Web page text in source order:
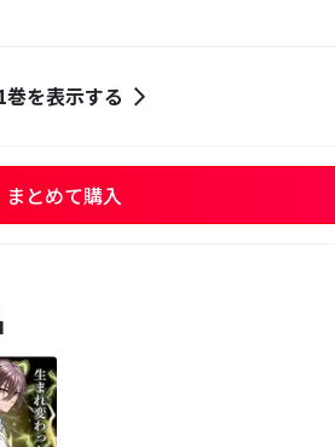
巻を表示する
まとめて購入